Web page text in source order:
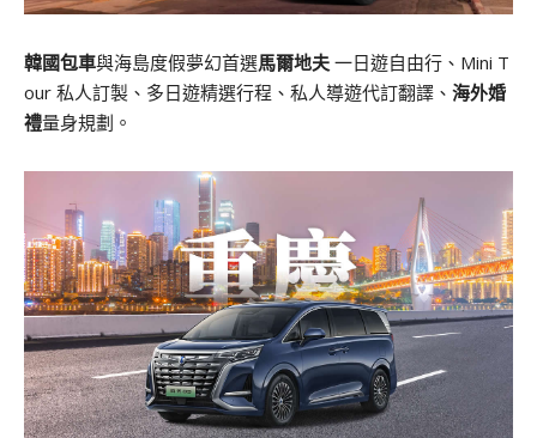
韓國包車與海島度假夢幻首選馬爾地夫 一日遊自由行、Mini T
our 私人訂製、多日遊精選行程、私人導遊代訂翻譯、 海外婚
禮量身規劃。